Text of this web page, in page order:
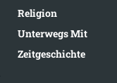
Religion
Unterwegs Mit
Zeitgeschichte